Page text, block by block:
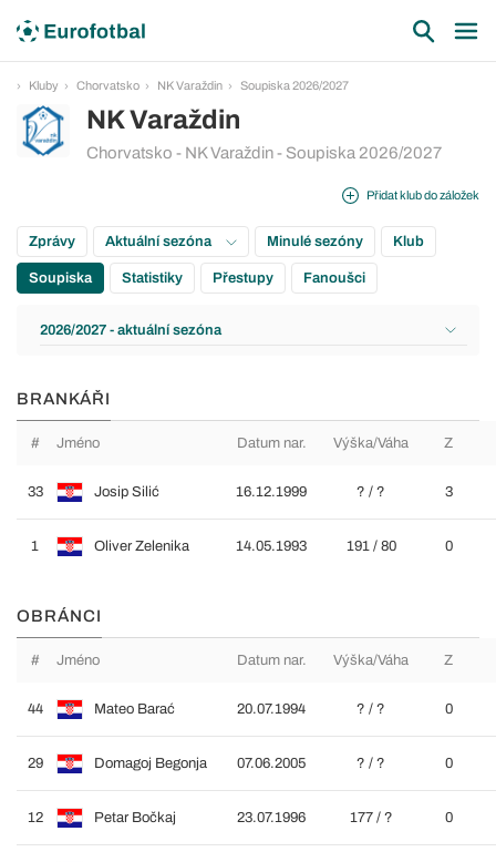
Kluby Chorvatsko NK Varaždin Soupiska 2026/2027
NK Varaždin
Chorvatsko - NK Varaždin - Soupiska 2026/2027
Přidat klub do záložek
Zprávy Aktuální sezóna Minulé sezóny Klub
Soupiska Statistiky Přestupy Fanoušci
2026/2027 - aktuální sezóna
BRANKÁŘI
# Jméno Datum nar. Výška/Váha Z
33 Josip Silić 16.12.1999 ? / ? 3
1 Oliver Zelenika 14.05.1993 191 / 80 0
OBRÁNCI
# Jméno Datum nar. Výška/Váha Z
44 Mateo Barać 20.07.1994 ? / ? 0
29 Domagoj Begonja 07.06.2005 ? / ? 0
12 Petar Bočkaj 23.07.1996 177 / ? 0